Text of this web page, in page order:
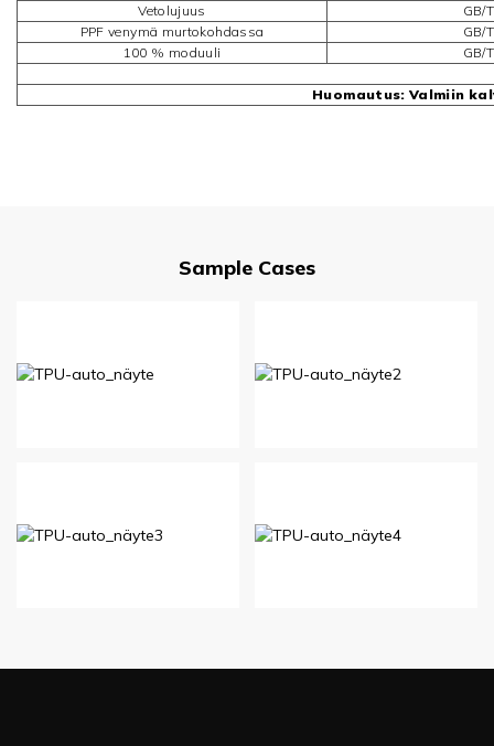
Vetolujuus
GB/
PPF venymä murtokohdassa
GB/
100 % moduuli
GB/
Huomautus: Valmiin
Sample Cases